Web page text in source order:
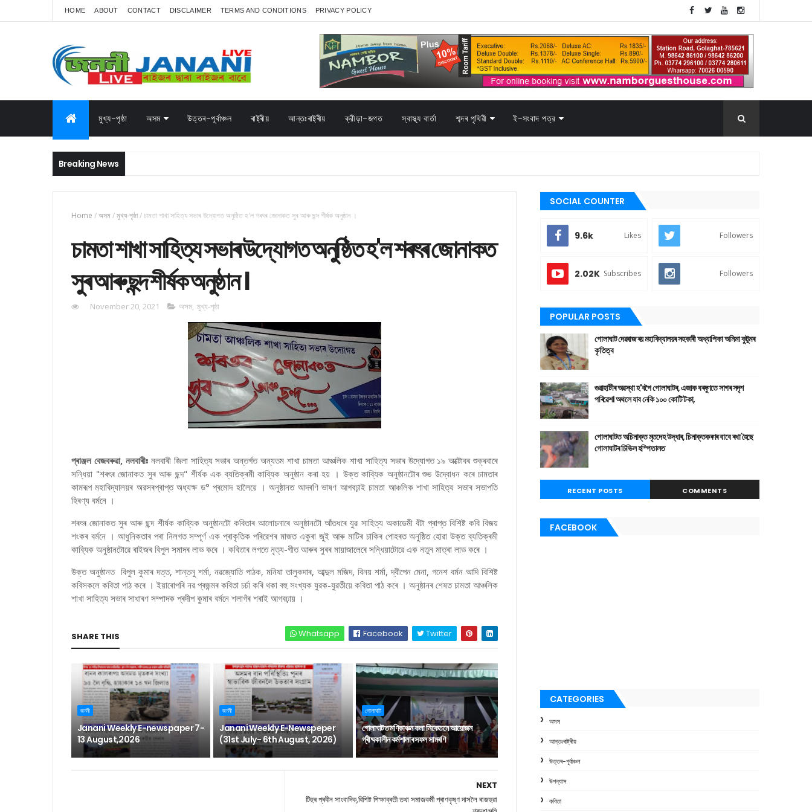
HOME ABOUT CONTACT DISCLAIMER TERMS AND CONDITIONS PRIVACY POLICY
মুখ্য-পৃষ্ঠা অসম উত্তৰ-পূৰ্বাঞ্চল ৰাষ্ট্ৰীয় আন্তঃৰাষ্ট্ৰীয় ক্রীড়া-জগত স্বাস্থ্য বাৰ্তা শব্দৰ পৃথিৱী ই-সংবাদ পত্র
Breaking News
Home /অসম/মুখ্য-পৃষ্ঠা/চামতা শাখা সাহিত্য সভাৰ উদ্যোগত অনুষ্ঠিত হ'ল শৰৎৰ জোনাকত সুৰ আৰু ছন্দ শীৰ্ষক অনুষ্ঠান ।
চামতা শাখা সাহিত্য সভাৰ উদ্যোগত অনুষ্ঠিত হ'ল শৰৎৰ জোনাকত
সুৰ আৰু ছন্দ শীৰ্ষক অনুষ্ঠান ।
November 20, 2021 অসম, মুখ্য-পৃষ্ঠা
প্ৰাঞ্জল বেজবৰুৱা, নলবাৰীঃনলবাৰী জিলা সাহিত্য সভাৰ অন্তৰ্গত অন্যতম শাখা চামতা আঞ্চলিক শাখা সাহিত্য সভাৰ উদ্যোগত ১৯ অক্টোবৰ শুক্ৰবাৰে
সন্ধিয়া "শৰৎৰ জোনাকত সুৰ আৰু ছন্দ" শীৰ্ষক এক ব্যতিক্ৰমী কাব্যিক অনুষ্ঠান কৰা হয় । উক্ত কাব্যিক অনুষ্ঠানটোৰ শুভ উদ্বোধন কৰে চামতাৰ
কামৰূপ মহাবিদ্যালয়ৰ অৱসৰপ্ৰাপ্ত অধ্যক্ষ ড° প্ৰমোদ হালৈয়ে । অনুষ্ঠানত আদৰণি ভাষণ আগবঢ়াই চামতা আঞ্চলিক শাখা সাহিত্য সভাৰ সভাপতি
হিৰণ্য বৰ্মনে ।
শৰৎৰ জোনাকত সুৰ আৰু ছন্দ শীৰ্ষক কাব্যিক অনুষ্ঠানটো কবিতাৰ আলোচনাৰে অনুষ্ঠানটো আঁতধৰে যুৱ সাহিত্য অকাডেমী বঁটা প্ৰাপ্ত বিশিষ্ট কবি বিজয়
শংকৰ বৰ্মনে । আধুনিকতাৰ পৰা নিলগত সম্পূৰ্ণ এক প্ৰাকৃতিক পৰিৱেশৰ মাজত একুৰা জুই আৰু মাটিৰ চাকিৰ পোহৰত অনুষ্ঠিত হোৱা উক্ত ব্যতিক্ৰমী
কাব্যিক অনুষ্ঠানটোৱে ৰাইজৰ বিপুল সমাদৰ লাভ কৰে । কবিতাৰ লগতে নৃত্য-গীত আৰুৰ সুৰৰ মায়াজালেৰে সন্ধিয়াটোৱে এক নতুন মাত্ৰা লাভ কৰে ।
উক্ত অনুষ্ঠানত বিপুল কুমাৰ দত্ত, শান্তনু শৰ্মা, নৱজ্যোতি পাঠক, মনিষা তালুকদাৰ, আব্দুল মজিদ, বিনয় শৰ্মা, দ্বীপেন মেনা, গনেশ বৰ্মন আদি বিশিষ্ট
কবিসকলে কবিতা পাঠ কৰে । ইয়াৰোপৰি নৱ প্ৰজন্মৰ কবিতা চৰ্চা কৰি থকা বহু সংখ্যক যুৱক-যুৱতীয়ে কবিতা পাঠ কৰে । অনুষ্ঠানৰ শেষত চামতা আঞ্চলিক
শাখা সাহিত্য সভাৰ সাধাৰণ সম্পাদক প্ৰদীপ কুমাৰ বৰ্মনে শলাগঁৰ শৰাই আগবঢ়ায় ।
SHARE THIS Whatsapp Facebook Twitter
জননী
Janani Weekly E-newspaper 7-
13 August,2026
জননী
Janani Weekly E-Newspeper
(31st July- 6th August, 2026)
গোলাঘাট
গোলাঘাটত মণিকাঞ্চন কলা নিকেতনে আয়োজন
গ্ৰীষ্মকালীন কৰ্মশালাৰ সফল সামৰণি
NEXT
টিহুৰ প্ৰবীন সাংবাদিক,বিশিষ্ট শিক্ষাব্ৰতী তথা সমাজকৰ্মী প্ৰাণকৃষ্ণ দাসলৈ ৰাজহুৱা
SOCIAL COUNTER
9.6k Likes Followers
2.02K Subscribes Followers
POPULAR POSTS
গোলাঘাট দেৱৰাজ ৰয় মহাবিদ্যালয়ৰ সহকাৰী অধ্যাপিকা অনিমা কুটুমৰ
কৃতিত্ব
গুৱাহাটীৰ অৱস্থা হ'বগৈ গোলাঘাটৰ, এজাক বৰষুণতে সাগৰ সদৃশ
পৰিৱেশ। অথলে যাব নেকি ১০০ কোটি টকা,
গোলাঘাটত অচিনাক্ত মৃতদেহ উদ্ধাৰ, চিনাক্তকৰণৰ বাবে ৰখা হৈছে
গোলাঘাটৰ চিভিল হস্পিতালত
RECENT POSTS COMMENTS
FACEBOOK
CATEGORIES
অসম
আন্তঃৰাষ্ট্ৰীয়
উত্তৰ-পূৰ্বাঞ্চল
উপন্যাস
কবিতা